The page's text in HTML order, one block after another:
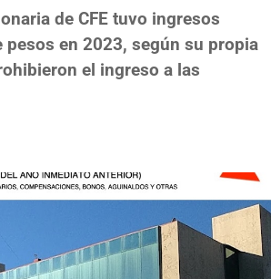
de CFE tuvo ingresos
en 2023, según su propia
el ingreso a las